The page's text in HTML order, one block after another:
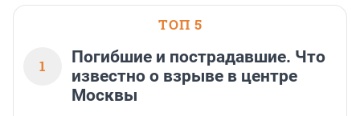
ТОП 5
1
Погибшие и пострадавшие. Что
известно о взрыве в центре
Москвы